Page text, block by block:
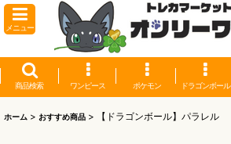
メニュー
商品検索 ワンピース ポケモン ドラゴンボール
ホーム > おすすめ商品 > 【ドラゴンボール】パラレル